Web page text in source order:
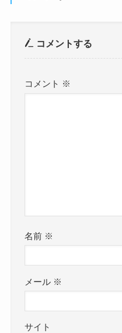
コメントする
コメント ※
名前 ※
メール ※
サイト